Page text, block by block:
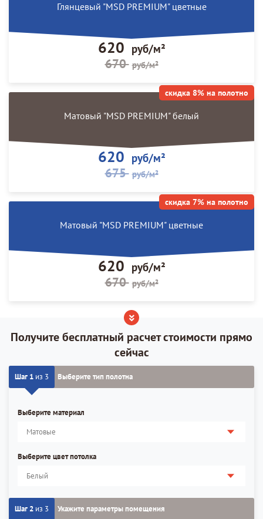
Глянцевый "MSD PREMIUM" цветные
620 руб/м²
670 руб/м²
Матовый "MSD PREMIUM" белый
620 руб/м²
675 руб/м²
скидка 8% на полотно
Матовый "MSD PREMIUM" цветные
620 руб/м²
670 руб/м²
скидка 7% на полотно
Получите бесплатный расчет стоимости прямо
сейчас
Шаг 1 из 3 Выберите тип полотна
Выберите материал
Выберите цвет потолка
Шаг 2 из 3 Укажите параметры помещения